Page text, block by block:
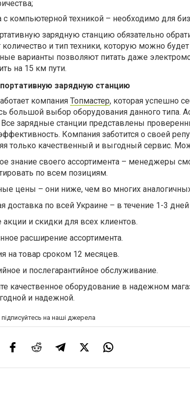
с компьютерной техникой – необходимо для
зарядную станцию обязательно
количество и тип техники, которую можно
варианты позволяют питать даже
на 15 км пути.
зарядную станцию
компания Топмастер, которая успешно
большой выбор оборудования данного типа.
Все зарядные станции представлены
Компания заботится о своей
только качественный и выгодный сервис.
знание своего ассортимента – менеджеры
по всем позициям.
цены – они ниже, чем во многих
доставка по всей Украине – в течение 1-3
акции и скидки для всех клиентов.
расширение ассортимента.
на товар сроком 12 месяцев.
и послегарантийное обслуживание.
качественное оборудование в надежном
и надежной.
підписуйтесь на наші джерела